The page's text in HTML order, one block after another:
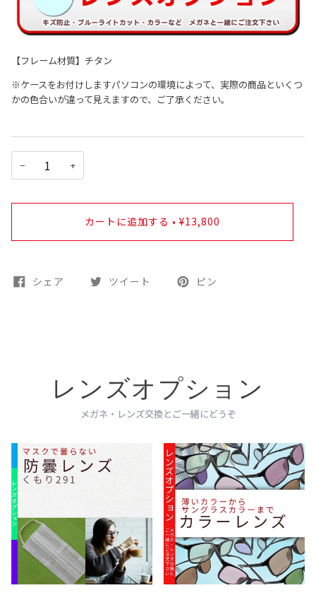
【フレーム材質】チタン
※ケースをお付けしますパソコンの環境によって、実際の商品といくつ
かの色合いが違って見えますので、ご了承ください。
− +
カートに追加する • ¥13,800
シェア ツイート ピン
レンズオプション
メガネ・レンズ交換とご一緒にどうぞ